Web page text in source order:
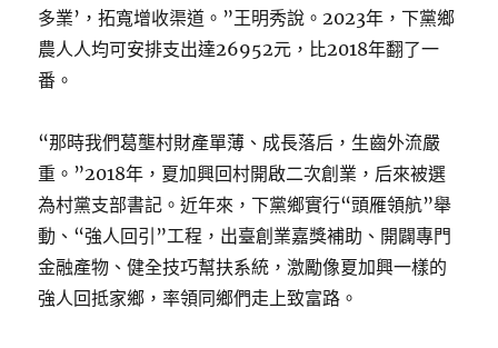
多業’，拓寬增收渠道。”王明秀說。2023年，下黨鄉
農人人均可安排支出達26952元，比2018年翻了一
番。
“那時我們葛壟村財產單薄、成長落后，生齒外流嚴
重。”2018年，夏加興回村開啟二次創業，后來被選
為村黨支部書記。近年來，下黨鄉實行“頭雁領航”舉
動、“強人回引”工程，出臺創業嘉獎補助、開闢專門
金融產物、健全技巧幫扶系統，激勵像夏加興一樣的
強人回抵家鄉，率領同鄉們走上致富路。